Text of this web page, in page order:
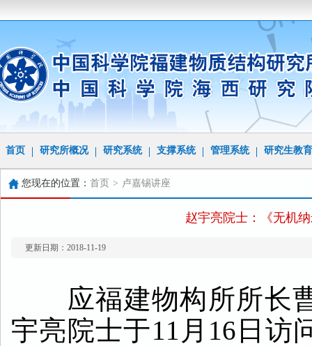
首页 研究所概况 研究系统 支撑系统 管理系统 研究生教育
您现在的位置： 首页 > 卢嘉锡讲座
赵宇亮院士：《无机
更新日期：2018-11-19
应福建物构所所长
宇亮院士于11 月 16 日访